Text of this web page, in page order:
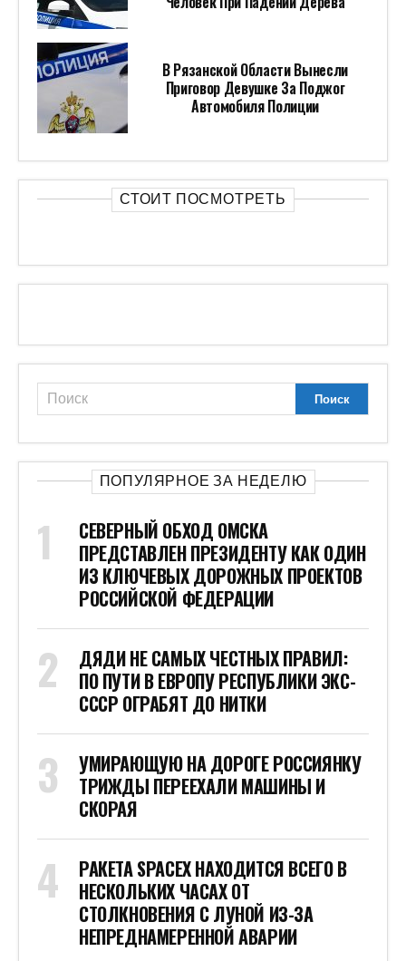
В Рязанской Области Вынесли
Приговор Девушке За Поджог
Автомобиля Полиции
СТОИТ ПОСМОТРЕТЬ
ПОПУЛЯРНОЕ ЗА НЕДЕЛЮ
СЕВЕРНЫЙ ОБХОД ОМСКА
ПРЕДСТАВЛЕН ПРЕЗИДЕНТУ КАК ОДИН
ИЗ КЛЮЧЕВЫХ ДОРОЖНЫХ ПРОЕКТОВ
РОССИЙСКОЙ ФЕДЕРАЦИИ
ДЯДИ НЕ САМЫХ ЧЕСТНЫХ ПРАВИЛ:
ПО ПУТИ В ЕВРОПУ РЕСПУБЛИКИ ЭКС-
СССР ОГРАБЯТ ДО НИТКИ
УМИРАЮЩУЮ НА ДОРОГЕ РОССИЯНКУ
ТРИЖДЫ ПЕРЕЕХАЛИ МАШИНЫ И
СКОРАЯ
РАКЕТА SPACEX НАХОДИТСЯ ВСЕГО В
НЕСКОЛЬКИХ ЧАСАХ ОТ
СТОЛКНОВЕНИЯ С ЛУНОЙ ИЗ-ЗА
НЕПРЕДНАМЕРЕННОЙ АВАРИИ